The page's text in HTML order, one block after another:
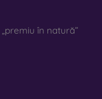
în natură”